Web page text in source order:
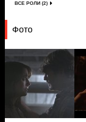
ВСЕ РОЛИ (2)
Фото